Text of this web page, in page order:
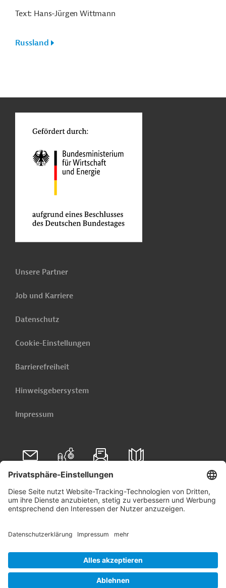
Text: Hans-Jürgen Wittmann
Russland
Unsere Partner
Job und Karriere
Datenschutz
Cookie-Einstellungen
Barrierefreiheit
Hinweisgebersystem
Impressum
Folgen Sie uns auf
Linkedin
© 2026 Germany Trade & Invest